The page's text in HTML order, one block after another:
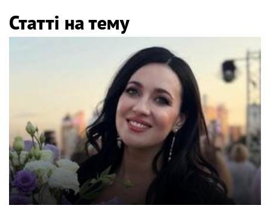
Статті на тему